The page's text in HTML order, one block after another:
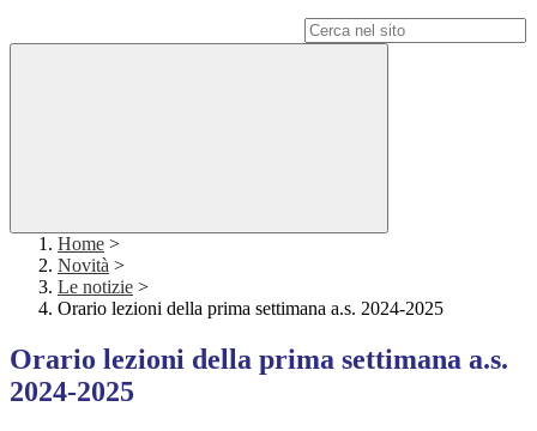
Home >
Novità >
Le notizie >
Orario lezioni della prima settimana a.s. 2024-2025
Orario lezioni della prima settimana a.s.
2024-2025